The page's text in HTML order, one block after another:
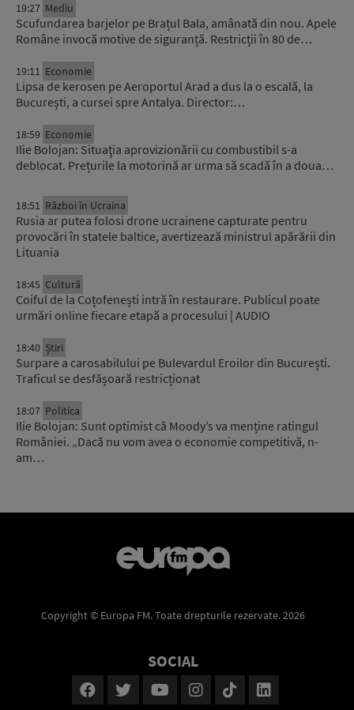
19:27 Mediu
Scufundarea barjelor pe Brațul Bala, amânată din nou. Apele
Române invocă motive de siguranță. Restricții în 80 de…
19:11 Economie
Lipsa de kerosen pe Aeroportul Arad a dus la o escală, la
București, a cursei spre Antalya. Director:…
18:59 Economie
Ilie Bolojan: Situaţia aprovizionării cu combustibil s-a
deblocat. Prețurile la motorină ar urma să scadă în a doua…
18:51 Război în Ucraina
Rusia ar putea folosi drone ucrainene capturate pentru
provocări în statele baltice, avertizează ministrul apărării din
Lituania
18:45 Cultură
Coiful de la Coțofenești intră în restaurare. Publicul poate
urmări online fiecare etapă a procesului | AUDIO
18:40 Știri
Surpare a carosabilului pe Bulevardul Eroilor din București.
Traficul se desfășoară restricționat
18:07 Politica
Ilie Bolojan: Sunt optimist că Moody’s va menține ratingul
României. „Dacă nu vom avea o economie competitivă, n-
am…
Copyright © Europa FM. Toate drepturile rezervate. 2026
SOCIAL